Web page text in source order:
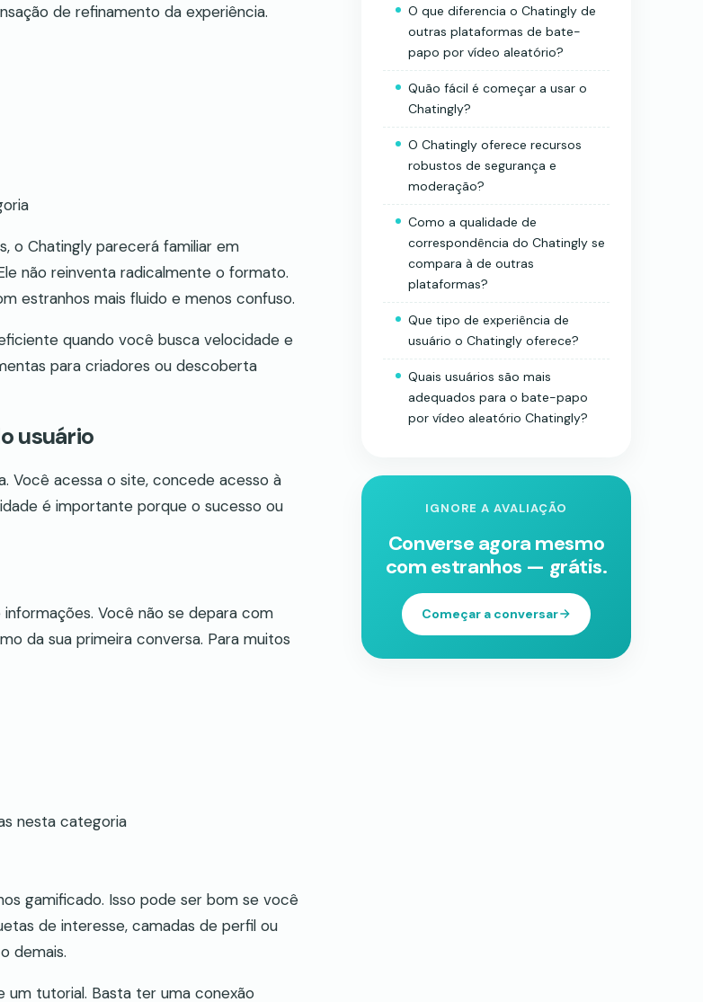
de refinamento da experiência.
o Chatingly parecerá familiar em
não reinventa radicalmente o formato.
estranhos mais fluido e menos confuso.
quando você busca velocidade e
para criadores ou descoberta
usuário
Você acessa o site, concede acesso à
é importante porque o sucesso ou
Você não se depara com
da sua primeira conversa. Para muitos
nesta categoria
gamificado. Isso pode ser bom se você
de interesse, camadas de perfil ou
demais.
um tutorial. Basta ter uma conexão
O que diferencia o Chatingly de
outras plataformas de bate-
papo por vídeo aleatório?
Quão fácil é começar a usar o
Chatingly?
O Chatingly oferece recursos
robustos de segurança e
moderação?
Como a qualidade de
correspondência do Chatingly se
compara à de outras
plataformas?
Que tipo de experiência de
usuário o Chatingly oferece?
Quais usuários são mais
adequados para o bate-papo
por vídeo aleatório Chatingly?
IGNORE A AVALIAÇÃO
Converse agora mesmo
com estranhos — grátis.
Começar a conversar